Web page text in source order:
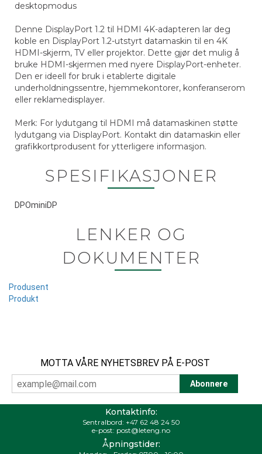
desktopmodus
Denne DisplayPort 1.2 til HDMI 4K-adapteren lar deg
koble en DisplayPort 1.2-utstyrt datamaskin til en 4K
HDMI-skjerm, TV eller projektor. Dette gjør det mulig å
bruke HDMI-skjermen med nyere DisplayPort-enheter.
Den er ideell for bruk i etablerte digitale
underholdningssentre, hjemmekontorer, konferanserom
eller reklamedisplayer.
Merk: For lydutgang til HDMI må datamaskinen støtte
lydutgang via DisplayPort. Kontakt din datamaskin eller
grafikkortprodusent for ytterligere informasjon.
SPESIFIKASJONER
DPOminiDP
LENKER OG
DOKUMENTER
Produsent
Produkt
MOTTA VÅRE NYHETSBREV PÅ E-POST
Kontaktinfo:
Sentralbord: +47 62 48 24 50
e-post: post@leteng.no
Åpningstider: